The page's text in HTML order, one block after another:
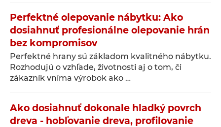
Perfektné olepovanie nábytku: Ako
dosiahnuť profesionálne olepovanie hrán
bez kompromisov
Perfektné hrany sú základom kvalitného nábytku.
Rozhodujú o vzhľade, životnosti aj o tom, či
zákazník vníma výrobok ako …
Ako dosiahnuť dokonale hladký povrch
dreva - hobľovanie dreva, profilovanie